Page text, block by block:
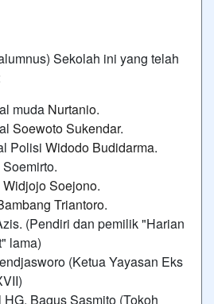
Sekolah ini yang telah
muda Nurtanio.
Soewoto Sukendar.
Polisi Widodo Budidarma.
Widjojo Soejono.
Triantoro.
(Pendiri dan pemilik "Harian
lama)
(Ketua Yayasan Eks
Bagus Sasmito (Tokoh